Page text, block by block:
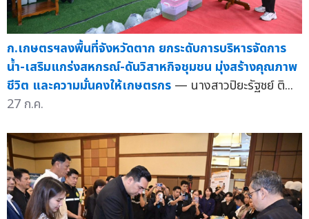
ก.เกษตรฯลงพื้นที่จังหวัดตาก ยกระดับการบริหารจัดการ
น้ำ-เสริมแกร่งสหกรณ์-ดันวิสาหกิจชุมชน มุ่งสร้างคุณภาพ
ชีวิต และความมั่นคงให้เกษตรกร — นางสาวปิยะรัฐชย์ ติ...
27 ก.ค.